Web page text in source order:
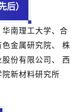
后）
南理工大学、合
金属研究院、 株
股份有限公司、 西
新材料研究所